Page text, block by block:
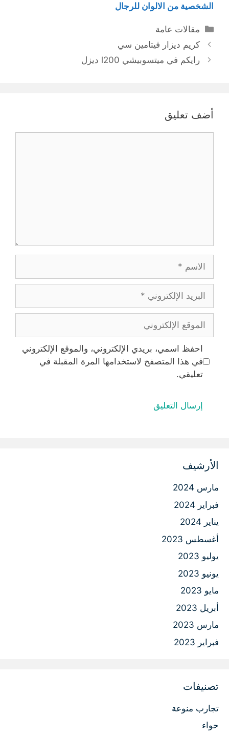
الشخصية من الالوان للرجال
التصنيفات
مقالات عامة
كريم ديزار فيتامين سي
رايكم في ميتسوبيشي l200 ديزل
أضف تعليق
الإلكتروني
الإلكتروني
احفظ اسمي، بريدي الإلكتروني، والموقع الإلكتروني
في هذا المتصفح لاستخدامها المرة المقبلة في
تعليقي.
الأرشيف
مارس 2024
فبراير 2024
يناير 2024
أغسطس 2023
يوليو 2023
يونيو 2023
مايو 2023
أبريل 2023
مارس 2023
فبراير 2023
تصنيفات
تجارب منوعة
حواء